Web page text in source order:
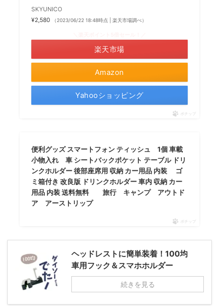
SKYUNICO
¥2,580
（2023/06/22 18:48時点 | 楽天市場調べ）
Amazon
楽天市場
Yahooショッピング
ポチップ
便利グッズ スマートフォン ティッシュ 1個 車載
小物入れ 車 シートバックポケット テーブル ドリ
ンクホルダー 後部座席用 収納 カー用品 内装 ゴ
ミ箱付き 改良版 ドリンクホルダー 車内 収納 カー
用品 内装 送料無料 旅行 キャンプ アウトド
ア アーストリップ
ポチップ
ヘッドレストに簡単装着！100均
車用フック＆スマホホルダー
続きを見る